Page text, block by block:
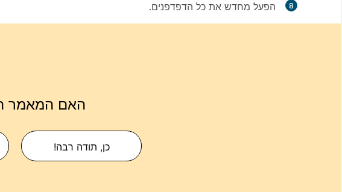
הפעל מחדש את כל הדפדפנים.
האם המאמר
כן, תודה רבה!